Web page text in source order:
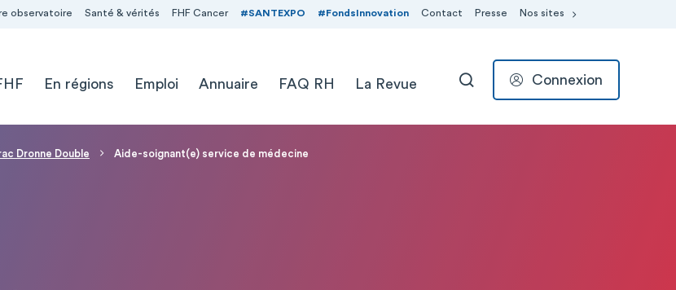
observatoire Santé & vérités FHF Cancer #SANTEXPO #FondsInnovation Contact Presse Nos sites
En régions Emploi Annuaire FAQ RH La Revue RECHERCHER
Connexion
Dronne Double Aide-soignant(e) service de médecine